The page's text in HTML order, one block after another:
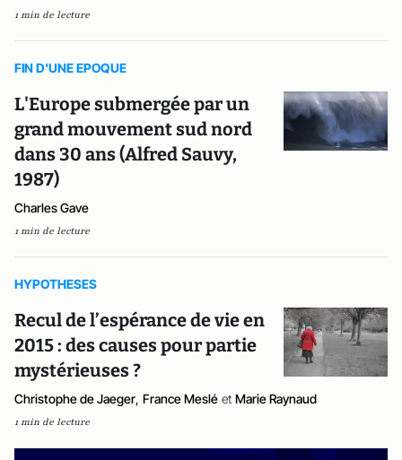
1 min de lecture
FIN D'UNE EPOQUE
L'Europe submergée par un
grand mouvement sud nord
dans 30 ans (Alfred Sauvy,
1987)
Charles Gave
1 min de lecture
HYPOTHESES
Recul de l’espérance de vie en
2015 : des causes pour partie
mystérieuses ?
Christophe de Jaeger, France Meslé et Marie Raynaud
1 min de lecture